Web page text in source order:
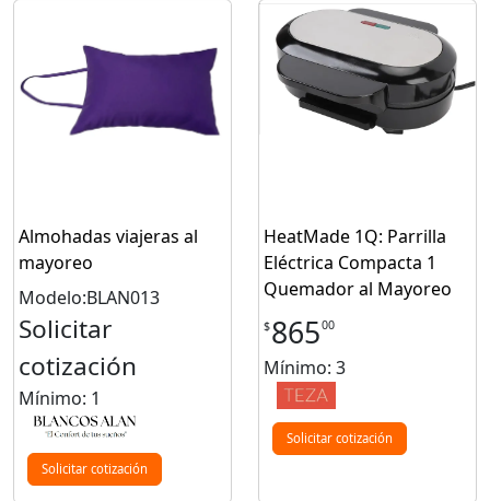
Almohadas viajeras al
mayoreo
Modelo:BLAN013
Solicitar
cotización
Mínimo: 1
Solicitar cotización
HeatMade 1Q: Parrilla
Eléctrica Compacta 1
Quemador al Mayoreo
$86500
Mínimo: 3
Solicitar cotización